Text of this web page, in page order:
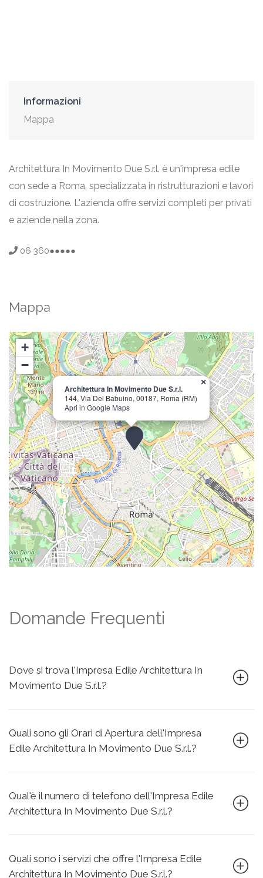
Informazioni
Mappa
Architettura In Movimento Due S.r.l. è un'impresa edile
con sede a Roma, specializzata in ristrutturazioni e lavori
di costruzione. L'azienda offre servizi completi per privati
e aziende nella zona.
06 360●●●●●
Mappa
Architettura In Movimento Due S.r.l.
144, Via Del Babuino, 00187, Roma (RM)
Apri in Google Maps
×
+
−
Domande Frequenti
Dove si trova l'Impresa Edile Architettura In
Movimento Due S.r.l.?
Quali sono gli Orari di Apertura dell'Impresa
Edile Architettura In Movimento Due S.r.l.?
Qual'è il numero di telefono dell'Impresa Edile
Architettura In Movimento Due S.r.l.?
Quali sono i servizi che offre l'Impresa Edile
Architettura In Movimento Due S.r.l.?